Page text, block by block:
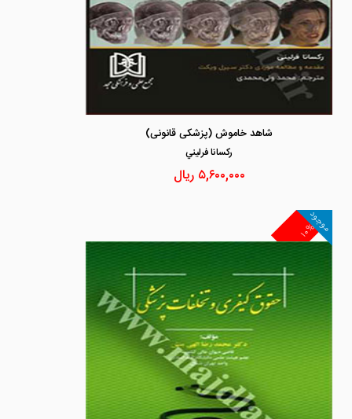
شاهد خاموش (پزشکی قانونی)
ركسانا فرليني
۵,۶۰۰,۰۰۰ ریال
۱۰%
موجود